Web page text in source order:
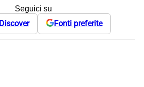
Seguici su
Discover Fonti preferite